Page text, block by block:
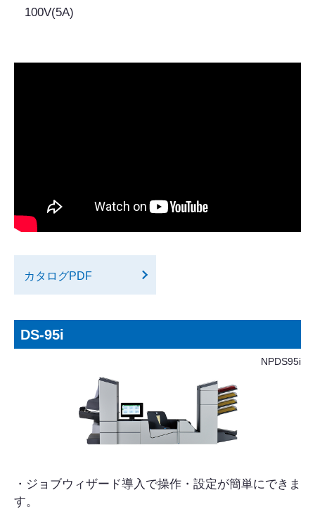
100V(5A)
カタログPDF
DS-95i
NPDS95i
・ジョブウィザード導入で操作・設定が簡単にできま
す。